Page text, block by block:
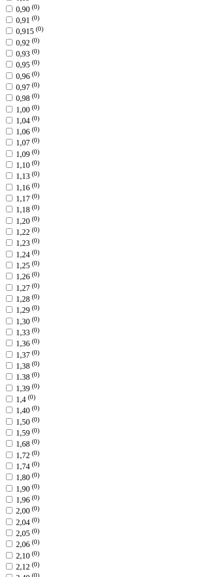
0,90 (0)
0,91 (0)
0,915 (0)
0,92 (0)
0,93 (0)
0,95 (0)
0,96 (0)
0,97 (0)
0,98 (0)
1,00 (0)
1,04 (0)
1,06 (0)
1,07 (0)
1,09 (0)
1,10 (0)
1,13 (0)
1,16 (0)
1,17 (0)
1,18 (0)
1,20 (0)
1,22 (0)
1,23 (0)
1,24 (0)
1,25 (0)
1,26 (0)
1,27 (0)
1,28 (0)
1,29 (0)
1,30 (0)
1,33 (0)
1,36 (0)
1,37 (0)
1,38 (0)
1.38 (0)
1,39 (0)
1,4 (0)
1,40 (0)
1,50 (0)
1,59 (0)
1,68 (0)
1,72 (0)
1,74 (0)
1,80 (0)
1,90 (0)
1,96 (0)
2,00 (0)
2,04 (0)
2,05 (0)
2,06 (0)
2,10 (0)
2,12 (0)
(0)